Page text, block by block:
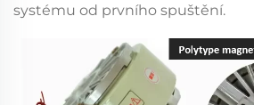
systému od prvního spuštění.